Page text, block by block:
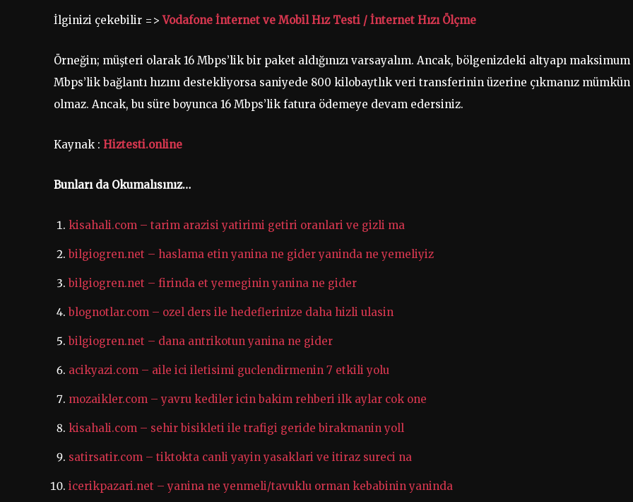
İlginizi çekebilir =>Vodafone İnternet ve Mobil Hız Testi / İnternet Hızı Ölçme
Örneğin; müşteri olarak 16 Mbps’lik bir paket aldığınızı varsayalım. Ancak, bölgenizdeki altyapı maksimum
Mbps’lik bağlantı hızını destekliyorsa saniyede 800 kilobaytlık veri transferinin üzerine çıkmanız mümkün
olmaz. Ancak, bu süre boyunca 16 Mbps’lik fatura ödemeye devam edersiniz.
Kaynak : Hiztesti.online
Bunları da Okumalısınız…
kisahali.com – tarim arazisi yatirimi getiri oranlari ve gizli ma
bilgiogren.net – haslama etin yanina ne gider yaninda ne yemeliyiz
bilgiogren.net – firinda et yemeginin yanina ne gider
blognotlar.com – ozel ders ile hedeflerinize daha hizli ulasin
bilgiogren.net – dana antrikotun yanina ne gider
acikyazi.com – aile ici iletisimi guclendirmenin 7 etkili yolu
mozaikler.com – yavru kediler icin bakim rehberi ilk aylar cok one
kisahali.com – sehir bisikleti ile trafigi geride birakmanin yoll
satirsatir.com – tiktokta canli yayin yasaklari ve itiraz sureci na
icerikpazari.net – yanina ne yenmeli/tavuklu orman kebabinin yaninda